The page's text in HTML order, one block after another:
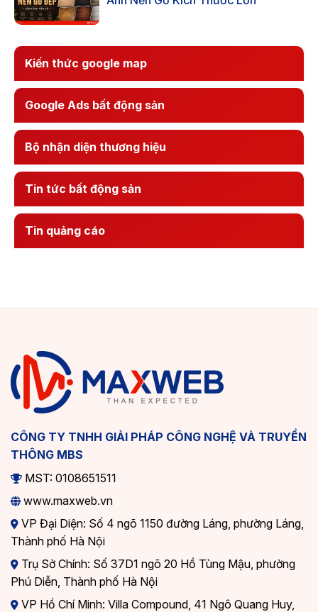
Kiến thức google map
Google Ads bất động sản
Bộ nhận diện thương hiệu
Tin tức bất động sản
Tin quảng cáo
CÔNG TY TNHH GIẢI PHÁP CÔNG NGHỆ VÀ TRUYỀN
THÔNG MBS
MST: 0108651511
www.maxweb.vn
VP Đại Diện: Số 4 ngõ 1150 đường Láng, phường Láng,
Thành phố Hà Nội
Trụ Sở Chính: Số 37D1 ngõ 20 Hồ Tùng Mậu, phường
Phú Diễn, Thành phố Hà Nội
VP Hồ Chí Minh: Villa Compound, 41 Ngô Quang Huy,